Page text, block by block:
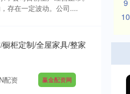
存在一定波动。公司....
柜定制/全屋家具/整家
N配资 赢金配资网
9
10
43.13 0.93%